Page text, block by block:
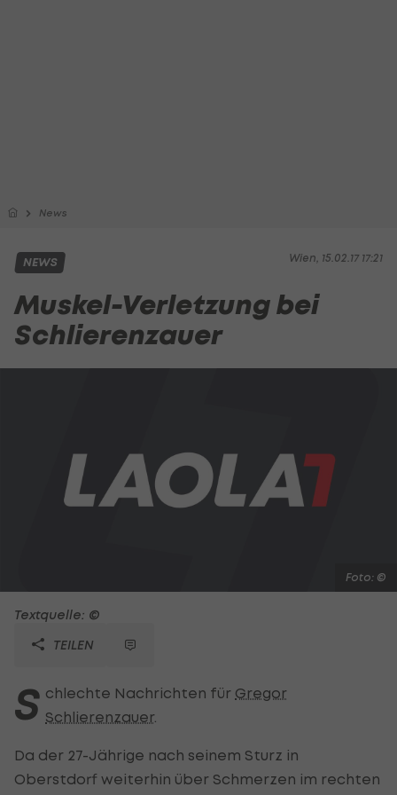
News
Wien, 15.02.17 17:21
NEWS
Muskel-Verletzung bei
Schlierenzauer
Foto: ©
Textquelle: ©
TEILEN
S chlechte Nachrichten für Gregor
Schlierenzauer.
Da der 27-Jährige nach seinem Sturz in
Oberstdorf weiterhin über Schmerzen im rechten